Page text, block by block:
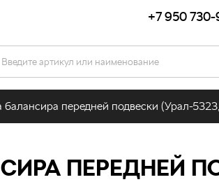
+7 950 730-
балансира передней подвески (Урал-
ПЕРЕДНЕЙ